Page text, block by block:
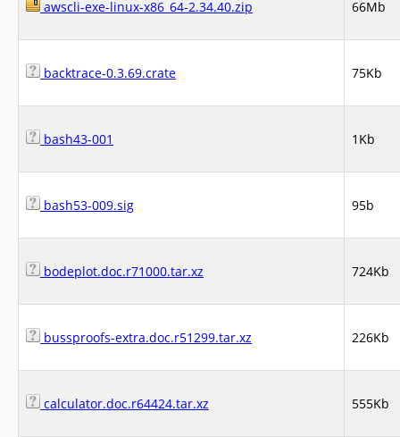
awscli-exe-linux-x86_64-2.34.40.zip 66Mb
backtrace-0.3.69.crate 75Kb
bash43-001 1Kb
bash53-009.sig 95b
bodeplot.doc.r71000.tar.xz 724Kb
bussproofs-extra.doc.r51299.tar.xz 226Kb
calculator.doc.r64424.tar.xz 555Kb